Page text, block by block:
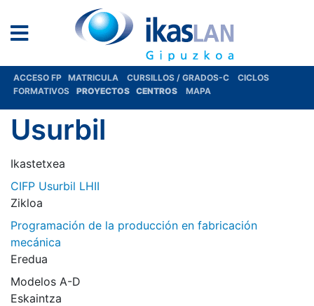
ACCESO FP MATRICULA CURSILLOS / GRADOS-C
CICLOS
FORMATIVOS
PROYECTOS CENTROS MAPA
Usurbil
Ikastetxea
CIFP Usurbil LHII
Zikloa
Programación de la producción en fabricación
mecánica
Eredua
Modelos A-D
Eskaintza